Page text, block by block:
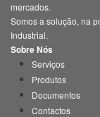
mercados.
Somos a solução, na
Industrial.
Sobre Nós
Serviços
Produtos
Documentos
Contactos